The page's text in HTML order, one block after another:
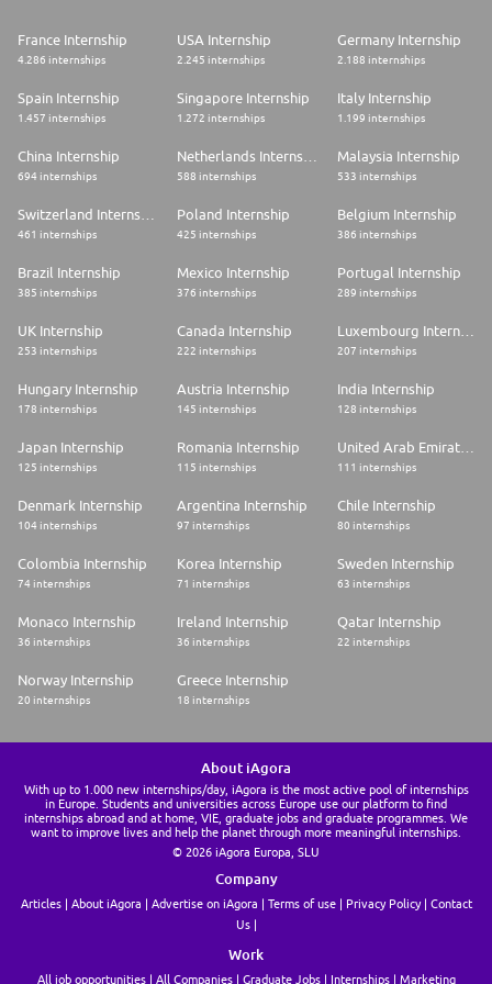
recommandations) ;
* Participer à la vie active de la ligne de services (réunions,
Nous offrons des occasions d'assumer de nouvelles responsabilités et de
formations proposé pour renforcer progressivement ces compétences et
en acquérir de nouvelles. Tout au long de votre expérience, vous
grandissez grâce à un management de proximité, de responsabilisation
France Internship
4.286 internships
USA Internship
2.245 internships
Germany Internship
2.188 internships
Spain Internship
1.457 internships
Singapore Internship
1.272 internships
Italy Internship
1.199 internships
China Internship
694 internships 588 internships
Malaysia Internship
533 internships
461 internships
Poland Internship
425 internships
Belgium Internship
386 internships
Brazil Internship
385 internships
Mexico Internship
376 internships
Portugal Internship
289 internships
UK Internship
253 internships
Canada Internship
222 internships
Luxembourg Internship
207 internships
Hungary Internship
178 internships
Austria Internship
145 internships
India Internship
128 internships
Japan Internship
125 internships
Romania Internship
115 internships
United Arab Emirates Internship
111 internships
Denmark Internship
104 internships
Argentina Internship
97 internships
Chile Internship
80 internships
Colombia Internship
74 internships
Korea Internship
71 internships
Sweden Internship
63 internships
Monaco Internship
36 internships
Ireland Internship
36 internships
Qatar Internship
22 internships
Norway Internship
20 internships
Greece Internship
18 internships
About iAgora
With up to 1.000 new internships/day, iAgora is the most active pool of internships
in Europe. Students and universities across Europe use our platform to find
internships abroad and at home, VIE, graduate jobs and graduate programmes. We
want to improve lives and help the planet through more meaningful internships.
© 2026 iAgora Europa, SLU
Company
Articles About iAgora Advertise on iAgora Terms of use Privacy Policy
Contact
Us
Work
All job opportunities All Companies Graduate Jobs Internships Marketing